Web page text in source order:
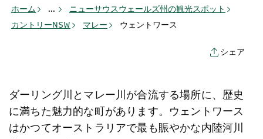
ホーム ...
ニューサウスウェールズ州の観光スポット
カントリーNSW
マレー ウェントワース
シェア
ダーリング川とマレー川が合流する場所に、歴史
に満ちた魅力的な町があります。ウェントワース
はかつてオーストラリアで最も賑やかな内陸河川